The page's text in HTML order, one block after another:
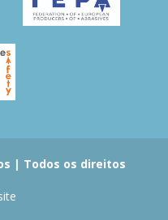
| Todos os direitos